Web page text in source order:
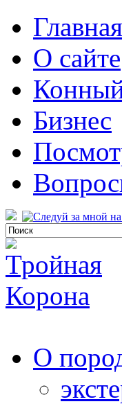
Главная
О сайте
Бизнес
О